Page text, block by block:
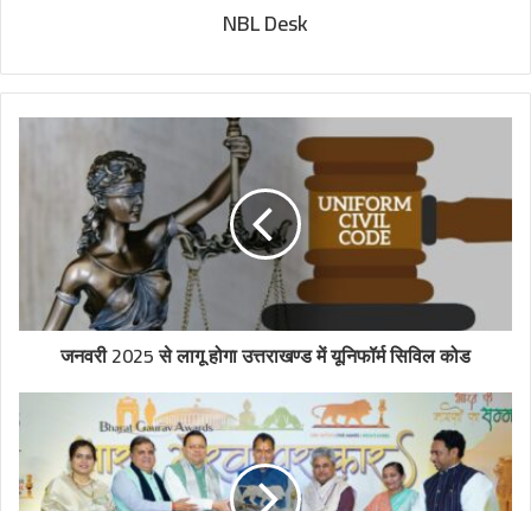
NBL Desk
जनवरी 2025 से लागू होगा उत्तराखण्ड में यूनिफॉर्म सिविल कोड